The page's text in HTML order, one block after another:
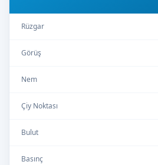
Rüzgar
Görüş
Nem
Çiy Noktası
Bulut
Basınç